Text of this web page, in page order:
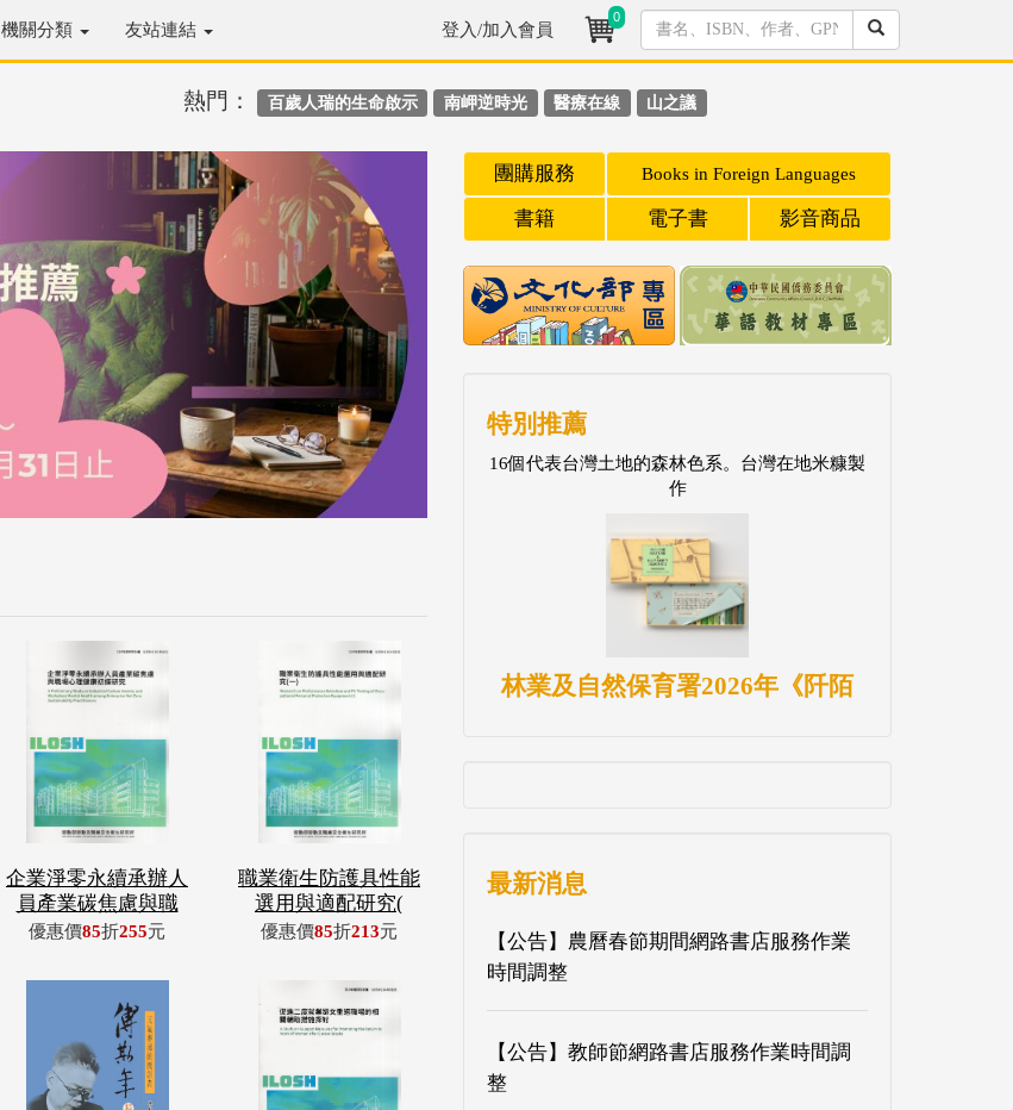
機關分類 友站連結 登入/加入會員
0
熱門： 百歲人瑞的生命啟示 南岬逆時光 醫療在線 山之議
企業淨零永續承辦人
員產業碳焦慮與職
優惠價85折255元
職業衛生防護具性能
選用與適配研究(
優惠價85折213元
團購服務 Books in Foreign Languages
書籍 電子書 影音商品
特別推薦
16個代表台灣土地的森林色系。台灣在地米糠製
作
林業及自然保育署2026年《阡陌
最新消息
【公告】農曆春節期間網路書店服務作業
時間調整
【公告】教師節網路書店服務作業時間調
整